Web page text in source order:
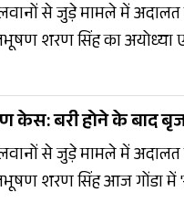
से जुड़े मामले में अदालत
शरण सिंह का अयोध्या
गोंडा के लिए रवाना […]
केस: बरी होने के बाद
से जुड़े मामले में अदालत
शरण सिंह आज गोंडा में